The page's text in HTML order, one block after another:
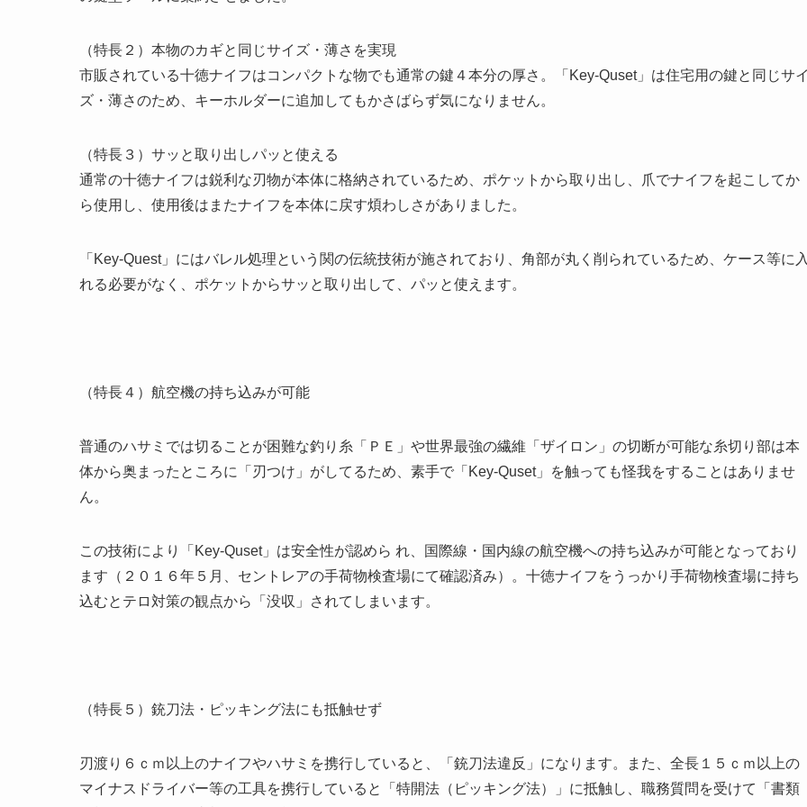
（特長２）本物のカギと同じサイズ・薄さを実現
市販されている十徳ナイフはコンパクトな物でも通常の鍵４本分の厚さ。「Key-Quset」は住宅用の鍵と同じサ
ズ・薄さのため、キーホルダーに追加してもかさばらず気になりません。
（特長３）サッと取り出しパッと使える
通常の十徳ナイフは鋭利な刃物が本体に格納されているため、ポケットから取り出し、爪でナイフを起こしてか
ら使用し、使用後はまたナイフを本体に戻す煩わしさがありました。
「Key-Quest」にはバレル処理という関の伝統技術が施されており、角部が丸く削られているため、ケース等に
れる必要がなく、ポケットからサッと取り出して、パッと使えます。
（特長４）航空機の持ち込みが可能
普通のハサミでは切ることが困難な釣り糸「ＰＥ」や世界最強の繊維「ザイロン」の切断が可能な糸切り部は本
体から奥まったところに「刃つけ」がしてるため、素手で「Key-Quset」を触っても怪我をすることはありませ
ん。
この技術により「Key-Quset」は安全性が認めら れ、国際線・国内線の航空機への持ち込みが可能となっており
ます（２０１６年５月、セントレアの手荷物検査場にて確認済み）。十徳ナイフをうっかり手荷物検査場に持ち
込むとテロ対策の観点から「没収」されてしまいます。
（特長５）銃刀法・ピッキング法にも抵触せず
刃渡り６ｃｍ以上のナイフやハサミを携行していると、「銃刀法違反」になります。また、全長１５ｃｍ以上の
マイナスドライバー等の工具を携行していると「特開法（ピッキング法）」に抵触し、職務質問を受けて「書類